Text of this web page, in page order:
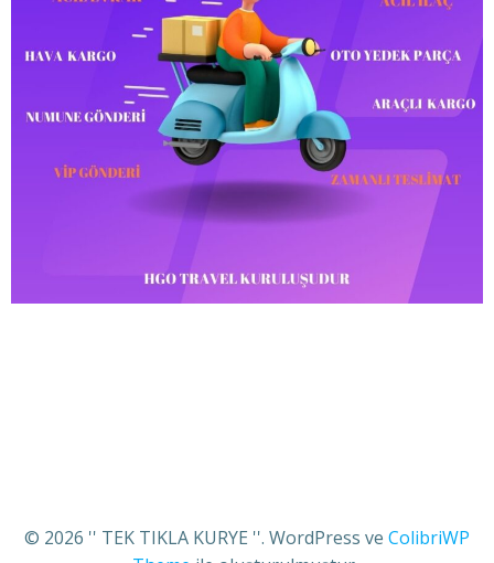
© 2026 '' TEK TIKLA KURYE ''. WordPress ve ColibriWP